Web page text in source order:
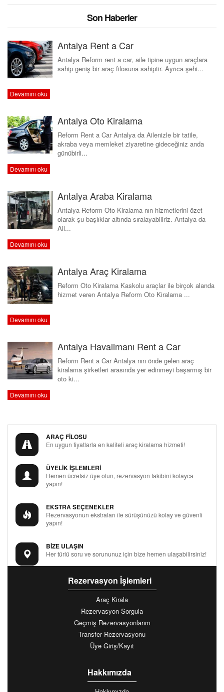
Son Haberler
Antalya Rent a Car
Antalya Reform rent a car, aile tipine uygun araçlara
sahip geniş bir araç filosuna sahiptir. Ayrıca şehi...
Devamını oku
Antalya Oto Kiralama
Reform Rent a Car Antalya da Ailenizle bir tatile,
akraba veya memleket ziyaretine gideceğiniz anda
günübirli...
Devamını oku
Antalya Araba Kiralama
Antalya Reform Oto Kiralama nın hizmetlerini özet
olarak şu başlıklar altında sıralayabiliriz. Antalya da
Ail...
Devamını oku
Antalya Araç Kiralama
Reform Oto Kiralama Kaskolu araçlar ile birçok alanda
hizmet veren Antalya Reform Oto Kiralama ...
Devamını oku
Antalya Havalimanı Rent a Car
Reform Rent a Car Antalya nın önde gelen araç
kiralama şirketleri arasında yer edinmeyi başarmış bir
oto ki...
Devamını oku
ARAÇ FİLOSU
En uygun fiyatlarla en kaliteli araç kiralama hizmeti!
ÜYELİK İŞLEMLERİ
Hemen ücretsiz üye olun, rezervasyon takibini kolayca
yapın!
EKSTRA SEÇENEKLER
Rezervasyonun ekstraları ile sürüşünüzü kolay ve güvenli
yapın!
BİZE ULAŞIN
Her türlü soru ve sorununuz için bize hemen ulaşabilirsiniz!
Rezervasyon İşlemleri
Araç Kirala
Rezervasyon Sorgula
Geçmiş Rezervasyonlarım
Transfer Rezervasyonu
Üye Giriş/Kayıt
Hakkımızda